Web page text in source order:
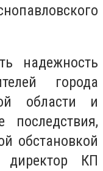
надежность
города
области и
последствия,
обстановкой
КП